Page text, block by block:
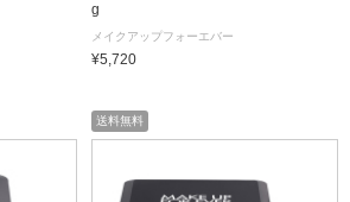
g
メイクアップフォーエバー
¥5,720
送料無料